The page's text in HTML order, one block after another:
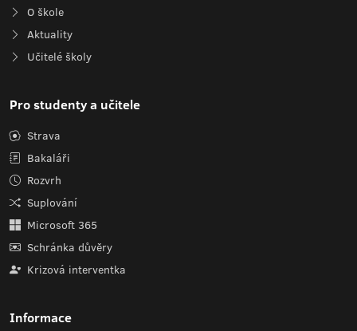
O škole
Aktuality
Učitelé školy
Pro studenty a učitele
Strava
Bakaláři
Rozvrh
Suplování
Microsoft 365
Schránka důvěry
Krizová interventka
Informace